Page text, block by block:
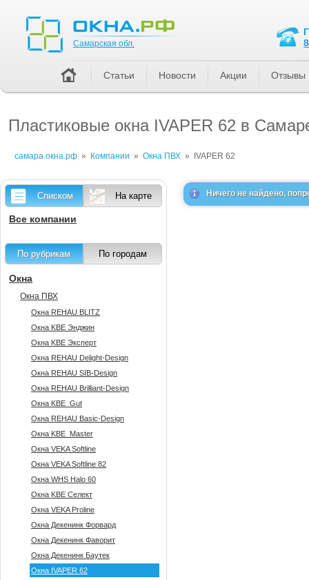
Пластиковые окна IVAPER 62 в
самара.окна.рф » Компании » Окна ПВХ » IVAPER 62
Ничего не найдено,
Списком На карте
Все компании
По рубрикам По городам
Окна
Окна ПВХ
Окна REHAU BLITZ
Окна KBE Энджин
Окна KBE Эксперт
Окна REHAU Delight-Design
Окна REHAU SIB-Design
Окна REHAU Brilliant-Design
Окна KBE_Gut
Окна REHAU Basic-Design
Окна KBE_Master
Окна VEKA Softline
Окна VEKA Softline 82
Окна WHS Halo 60
Окна KBE Селект
Окна VEKA Proline
Окна Декенинк Форвард
Окна Декенинк Фаворит
Окна Декенинк Баутек
Окна IVAPER 62
Самарская обл.
Статьи Новости Акции Отзывы